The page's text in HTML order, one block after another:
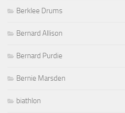
Berklee Drums
Bernard Allison
Bernard Purdie
Bernie Marsden
biathlon